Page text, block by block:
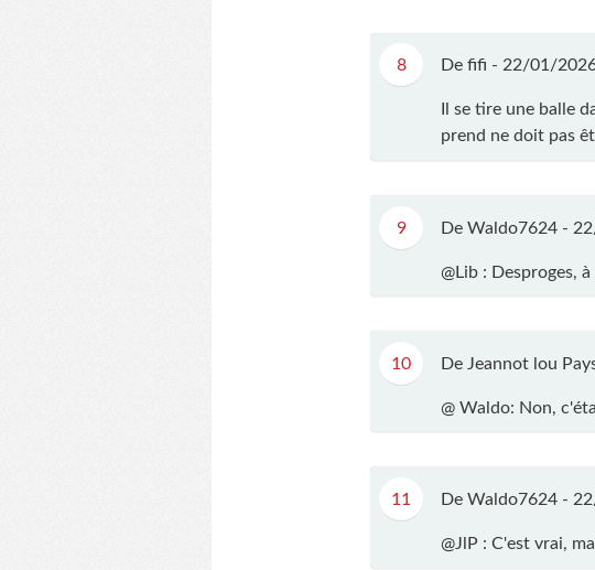
8 De fifi - 22/01/
Il se tire une balle
prend ne doit pas
9 De Waldo7624 -
@Lib : Desproges,
10 De Jeannot lou
@ Waldo: Non,
11 De Waldo7624 -
@JlP : C'est vrai,